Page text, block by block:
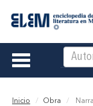
Toggle
Inicio Obra